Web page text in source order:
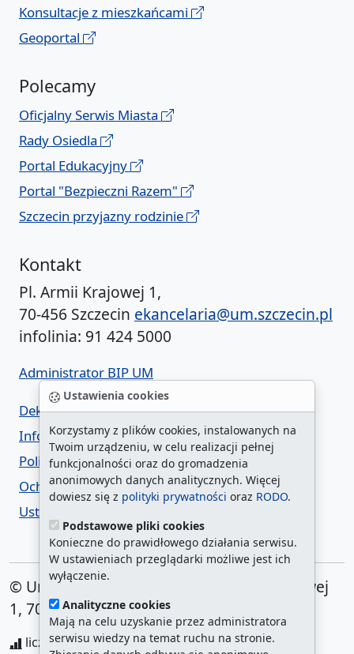
Ustawienia cookies
Korzystamy z plików cookies, instalowanych na
Twoim urządzeniu, w celu realizacji pełnej
funkcjonalności oraz do gromadzenia
anonimowych danych analitycznych. Więcej
dowiesz się z polityki prywatności oraz RODO.
Podstawowe pliki cookies
Konieczne do prawidłowego działania serwisu.
W ustawieniach przeglądarki możliwe jest ich
wyłączenie.
Analityczne cookies
Mają na celu uzyskanie przez administratora
serwisu wiedzy na temat ruchu na stronie.
Konsultacje z mieszkańcami
Geoportal
Polecamy
Oficjalny Serwis Miasta
Rady Osiedla
Portal Edukacyjny
Portal "Bezpieczni Razem"
Szczecin przyjazny rodzinie
Kontakt
Pl. Armii Krajowej 1,
70-456 Szczecin ekancelaria@um.szczecin.pl
infolinia: 91 424 5000
Administrator BIP UM
Deklaracja dostępności
Informacja o urzędzie w ETR
Polityka prywatności
Ochrona danych osobowych
Ustawienia cookies
© Urząd Miasta Szczecin. Plac Armii Krajowej
1, 70-456 Szczecin
liczba wyświetleń:208282347/ aktualna strona: